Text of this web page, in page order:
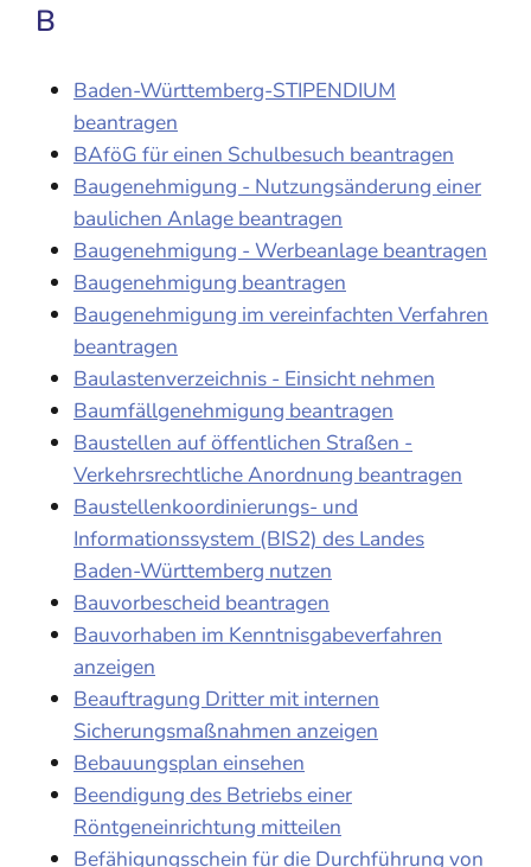
B
Baden-Württemberg-STIPENDIUM
beantragen
BAföG für einen Schulbesuch beantragen
Baugenehmigung - Nutzungsänderung einer
baulichen Anlage beantragen
Baugenehmigung - Werbeanlage beantragen
Baugenehmigung beantragen
Baugenehmigung im vereinfachten Verfahren
beantragen
Baulastenverzeichnis - Einsicht nehmen
Baumfällgenehmigung beantragen
Baustellen auf öffentlichen Straßen -
Verkehrsrechtliche Anordnung beantragen
Baustellenkoordinierungs- und
Informationssystem (BIS2) des Landes
Baden-Württemberg nutzen
Bauvorbescheid beantragen
Bauvorhaben im Kenntnisgabeverfahren
anzeigen
Beauftragung Dritter mit internen
Sicherungsmaßnahmen anzeigen
Bebauungsplan einsehen
Beendigung des Betriebs einer
Röntgeneinrichtung mitteilen
Befähigungsschein für die Durchführung von